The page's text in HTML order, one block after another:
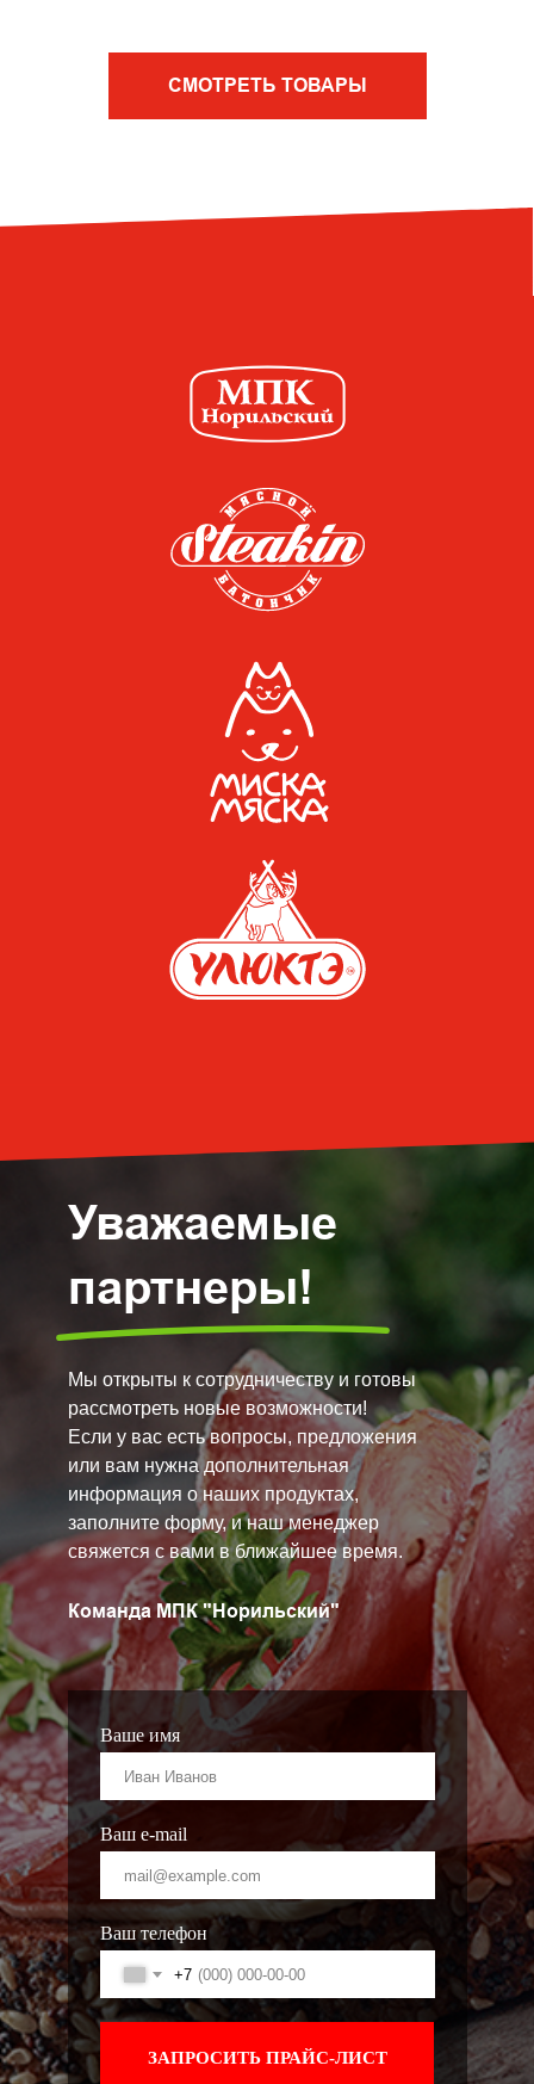
СМОТРЕТЬ ТОВАРЫ
Мы открыты к сотрудничеству и готовы
рассмотреть новые возможности!
Если у вас есть вопросы, предложения
или вам нужна дополнительная
информация о наших продуктах,
заполните форму, и наш менеджер
свяжется с вами в ближайшее время.
Команда МПК "Норильский"
партнеры!
Уважаемые
Ваше имя
Ваш e-mail
Ваш телефон
+7
ЗАПРОСИТЬ ПРАЙС-ЛИСТ